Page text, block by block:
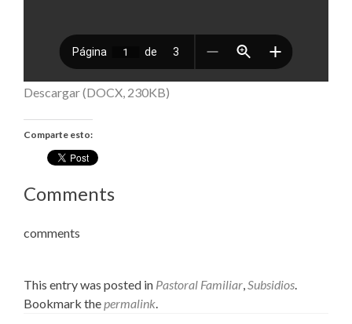
Descargar (DOCX, 230KB)
Comparte esto:
Comments
comments
This entry was posted in Pastoral Familiar,Subsidios.
Bookmark thepermalink.